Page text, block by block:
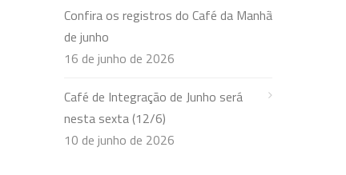
Confira os registros do Café da Manhã
de junho
16 de junho de 2026
Café de Integração de Junho será
nesta sexta (12/6)
10 de junho de 2026